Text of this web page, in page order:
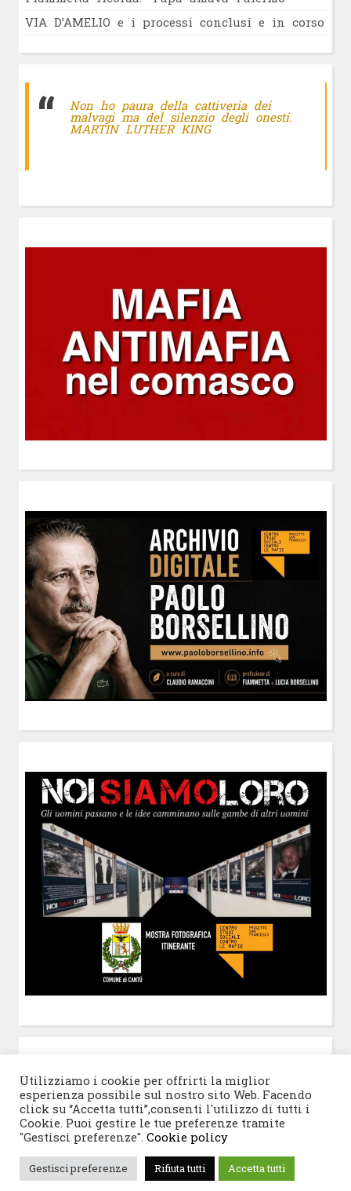
VIA D’AMELIO e i processi conclusi e in corso
Non ho paura della cattiveria dei
malvagi ma del silenzio degli onesti.
MARTIN LUTHER KING
© 2026 Progetto San Francesco |Tema WordPress:
Blogghiamodi CrestaProject.
Utilizziamo i cookie per offrirti la miglior
esperienza possibile sul nostro sito Web. Facendo
click su “Accetta tutti”,consenti l'utilizzo di tutti i
Cookie. Puoi gestire le tue preferenze tramite
"Gestisci preferenze". Cookie policy
Gestisci preferenze Rifiuta tutti Accetta tutti